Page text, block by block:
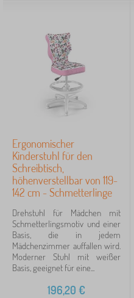
Ergonomischer
Kinderstuhl für den
Schreibtisch,
höhenverstellbar von 119-
142 cm - Schmetterlinge
Drehstuhl für Mädchen mit
Schmetterlingsmotiv und einer
Basis, die in jedem
Mädchenzimmer auffallen wird.
Moderner Stuhl mit weißer
Basis, geeignet für eine...
196,20 €